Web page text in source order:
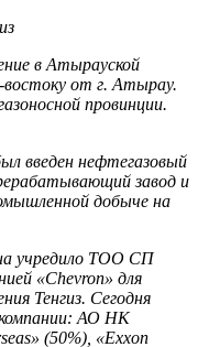
в Атырауской
востоку от г. Атырау.
провинции.
введен нефтегазовый
завод и
добыче на
учредило ТОО СП
«Chevron» для
Тенгиз. Сегодня
АО НК
(50%), «Exxon